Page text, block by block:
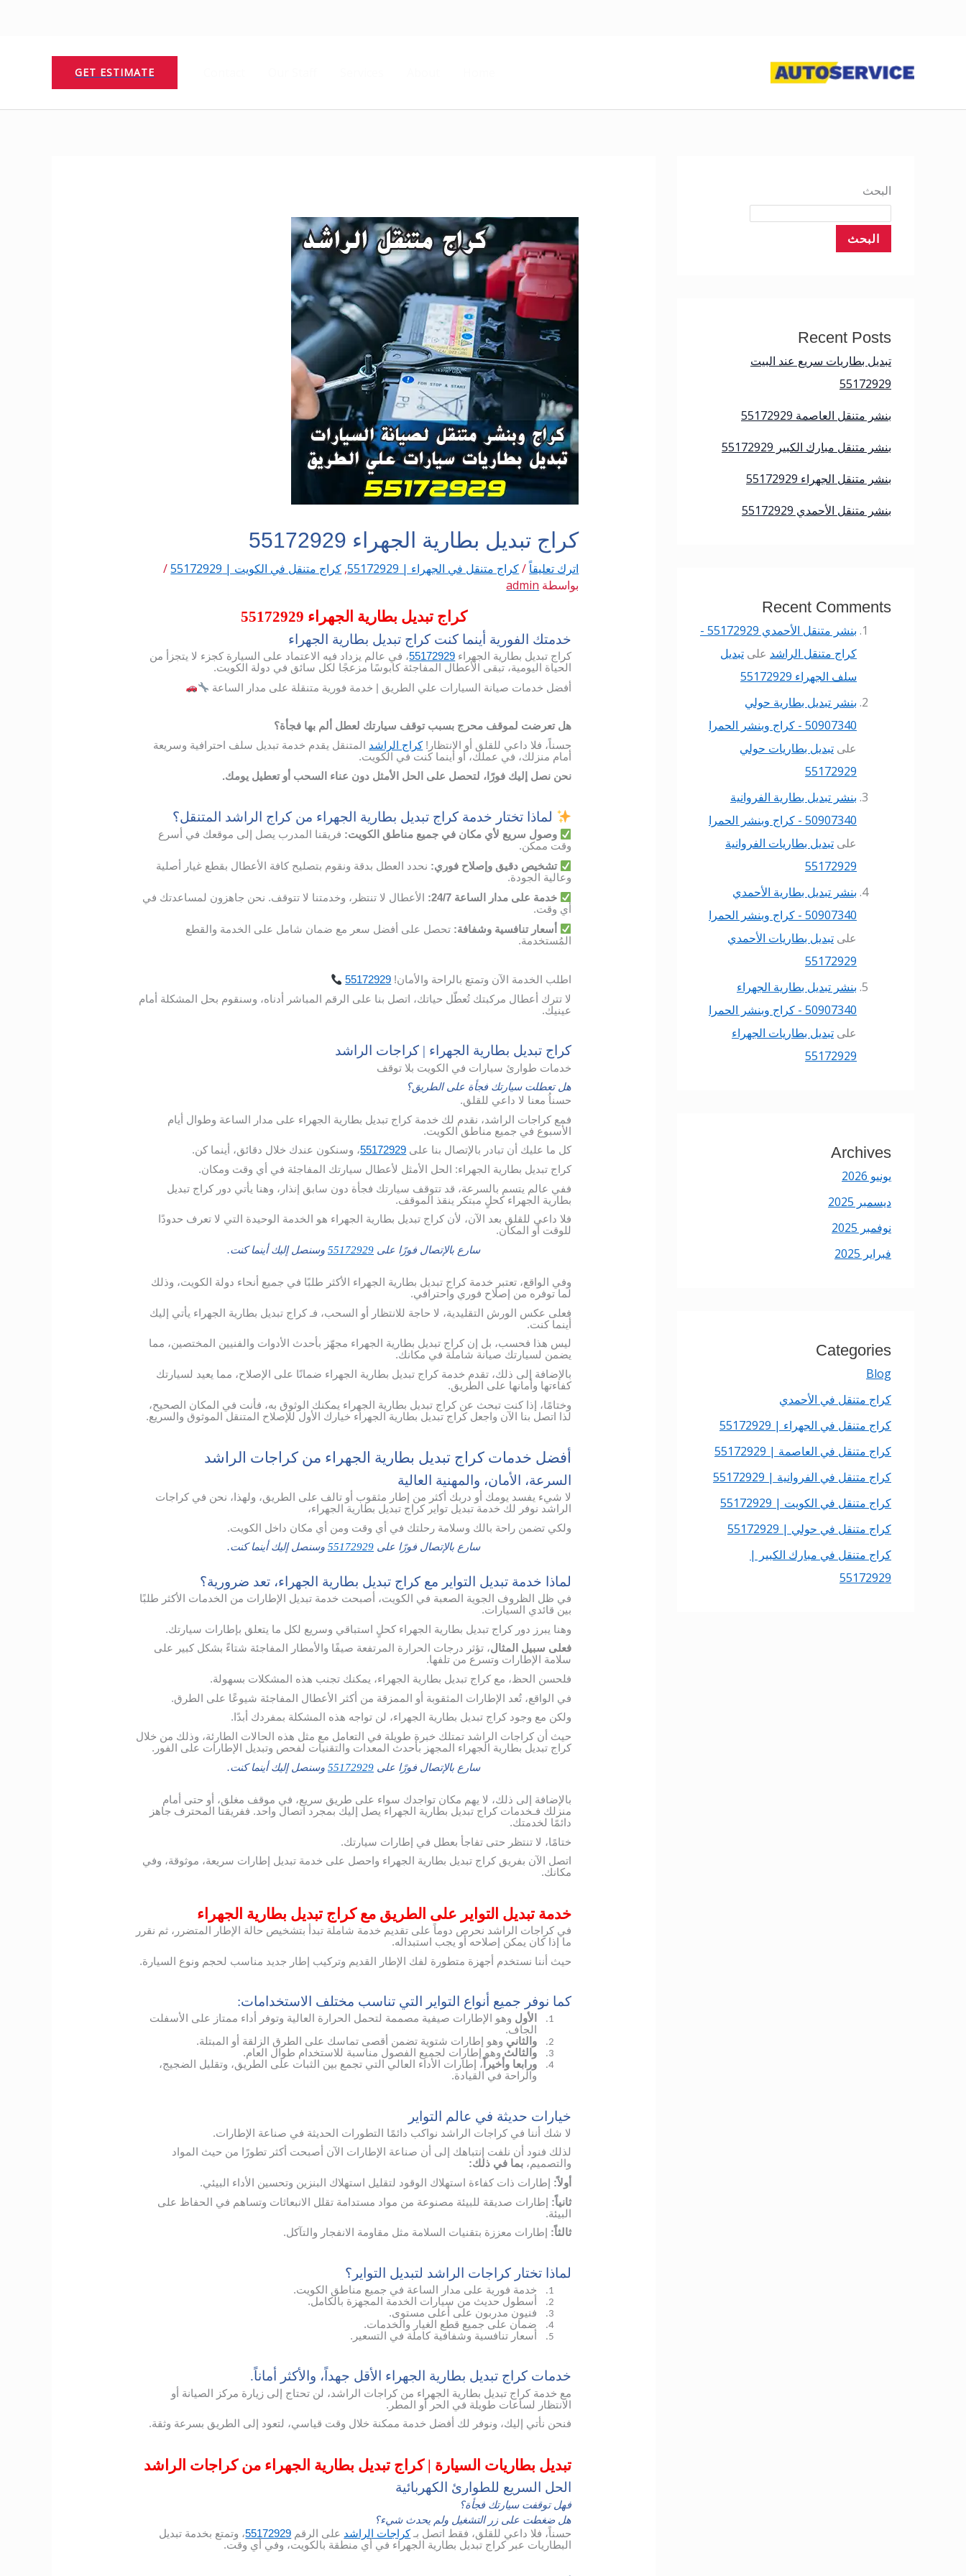
GET ESTIMATE
البحث
البحث
Recent Posts
تبديل بطاريات سريع عند البيت
55172929
بنشر متنقل العاصمة 55172929
بنشر متنقل مبارك الكبير 55172929
بنشر متنقل الجهراء 55172929
بنشر متنقل الأحمدي 55172929
Recent Comments
بنشر متنقل الأحمدي 55172929 -
كراج متنقل الراشد على تبديل
سلف الجهراء 55172929
بنشر تبديل بطارية حولي
50907340 - كراج وبنشر الحمرا
على تبديل بطاريات حولي
55172929
بنشر تبديل بطارية الفروانية
50907340 - كراج وبنشر الحمرا
على تبديل بطاريات الفروانية
55172929
بنشر تبديل بطارية الأحمدي
50907340 - كراج وبنشر الحمرا
على تبديل بطاريات الأحمدي
55172929
بنشر تبديل بطارية الجهراء
50907340 - كراج وبنشر الحمرا
على تبديل بطاريات الجهراء
55172929
Archives
يونيو 2026
ديسمبر 2025
نوفمبر 2025
فبراير 2025
Categories
Blog
كراج متنقل في الأحمدي
كراج متنقل في الجهراء | 55172929
كراج متنقل في العاصمة | 55172929
كراج متنقل في الفروانية | 55172929
كراج متنقل في الكويت | 55172929
كراج متنقل في حولي | 55172929
كراج متنقل في مبارك الكبير |
55172929
كراج تبديل بطارية الجهراء 55172929
اترك تعليقاً/كراج متنقل في الجهراء | 55172929 , كراج متنقل في الكويت | 55172929
/
بواسطة admin
كراج تبديل بطارية الجهراء 55172929
خدمتك الفورية أينما كنت كراج تبديل بطارية الجهراء
كراج تبديل بطارية الجهراء 55172929، في عالم يزداد فيه الاعتماد على السيارة كجزء لا يتجزأ من
الحياة اليومية، تبقى الأعطال المفاجئة كابوسًا مزعجًا لكل سائق في دولة الكويت.
أفضل خدمات صيانة السيارات علي الطريق | خدمة فورية متنقلة على مدار الساعة
هل تعرضت لموقف محرج بسبب توقف سيارتك لعطل ألم بها فجأة؟
حسناً، فلا داعي للقلق أو الانتظار!كراج الراشد المتنقل يقدم خدمة تبديل سلف احترافية وسريعة
أمام منزلك، في عملك، أو أينما كنت في الكويت.
نحن نصل إليك فورًا، لتحصل على الحل الأمثل دون عناء السحب أو تعطيل يومك.
لماذا تختار خدمة كراج تبديل بطارية الجهراء من كراج الراشد المتنقل؟
وصول سريع لأي مكان في جميع مناطق الكويت: فريقنا المدرب يصل إلى موقعك في
أسرع
وقت ممكن.
تشخيص دقيق وإصلاح فوري: نحدد العطل بدقة ونقوم بتصليح كافة الأعطال بقطع غيار
أصلية
وعالية
الجودة.
خدمة على مدار الساعة 24/7: الأعطال لا تنتظر، وخدمتنا لا تتوقف. نحن جاهزون لمساعدتك في
أي وقت.
أسعار تنافسية وشفافة: تحصل على أفضل سعر مع ضمان شامل على الخدمة والقطع
المُستخدمة.
اطلب الخدمة الآن وتمتع بالراحة والأمان!
55172929
لا تترك أعطال مركبتك تُعطّل حياتك، اتصل بنا على الرقم المباشر أدناه، وسنقوم بحل المشكلة أمام
عينيك.
كراج تبديل بطارية الجهراء | كراجات الراشد
خدمات طوارئ سيارات في الكويت بلا توقف
هل تعطلت سيارتك فجأة على الطريق؟
حسناُ معنا لا داعي للقلق.
فمع كراجات الراشد، نقدم لك خدمة كراج تبديل بطارية الجهراء على مدار الساعة وطوال أيام
الأسبوع في جميع مناطق الكويت.
كل ما عليك أن تبادر بالإتصال بنا على 55172929، وسنكون عندك خلال دقائق، أينما كن.
كراج تبديل بطارية الجهراء: الحل الأمثل لأعطال سيارتك المفاجئة في أي وقت ومكان.
ففي عالم يتسم بالسرعة، قد تتوقف سيارتك فجأة دون سابق إنذار، وهنا يأتي دور كراج تبديل
بطارية الجهراء كحلٍ مبتكر ينقذ الموقف.
فلا داعي للقلق بعد الآن، لأن كراج تبديل بطارية الجهراء هو الخدمة الوحيدة التي لا تعرف حدودًا
للوقت أو المكان.
سارع بالإتصال فورًا على 55172929 وسنصل إليك أينما كنت.
وفي الواقع، تعتبر خدمة كراج تبديل بطارية الجهراء الأكثر طلبًا في جميع أنحاء دولة الكويت، وذلك
لما توفره من إصلاح فوري واحترافي.
فعلى عكس الورش التقليدية، لا حاجة للانتظار أو السحب، فـ كراج تبديل بطارية الجهراء يأتي إليك
أينما كنت.
ليس هذا فحسب، بل إن كراج تبديل بطارية الجهراء مجهّز بأحدث الأدوات والفنيين المختصين، مما
يضمن لسيارتك صيانة شاملة في مكانك.
بالإضافة إلى ذلك، تقدم خدمة كراج تبديل بطارية الجهراء ضمانًا على الإصلاح، مما يعيد لسيارتك
كفاءتها وأمانها على الطريق.
وختامًا، إذا كنت تبحث عن كراج تبديل بطارية الجهراء يمكنك الوثوق به، فأنت في المكان الصحيح،
لذا اتصل بنا الآن واجعل كراج تبديل بطارية الجهراء خيارك الأول للإصلاح المتنقل الموثوق والسريع.
أفضل خدمات كراج تبديل بطارية الجهراء من كراجات الراشد
السرعة، الأمان، والمهنية العالية
لا شيء يفسد يومك أو دربك أكثر من إطار مثقوب أو تالف على الطريق، ولهذا، نحن في كراجات
الراشد نوفر لك خدمة تبديل تواير كراج تبديل بطارية الجهراء،
ولكي تضمن راحة بالك وسلامة رحلتك في أي وقت ومن أي مكان داخل الكويت.
سارع بالإتصال فورًا على 55172929 وسنصل إليك أينما كنت.
لماذا خدمة تبديل التواير مع كراج تبديل بطارية الجهراء، تعد ضرورية؟
في ظل الظروف الجوية الصعبة في الكويت، أصبحت خدمة تبديل الإطارات من الخدمات الأكثر طلبًا
بين قائدي السيارات.
وهنا يبرز دور كراج تبديل بطارية الجهراء كحلٍ استباقي وسريع لكل ما يتعلق بإطارات سيارتك.
فعلى سبيل المثال، تؤثر درجات الحرارة المرتفعة صيفًا والأمطار المفاجئة شتاءً بشكل كبير على
سلامة الإطارات وتسرع من تلفها.
فلحسن الحظ، مع كراج تبديل بطارية الجهراء، يمكنك تجنب هذه المشكلات بسهولة.
في الواقع، تُعد الإطارات المثقوبة أو الممزقة من أكثر الأعطال المفاجئة شيوعًا على الطرق.
ولكن مع وجود كراج تبديل بطارية الجهراء، لن تواجه هذه المشكلة بمفردك أبدًا.
حيث أن كراجات الراشد تمتلك خبرة طويلة في التعامل مع مثل هذه الحالات الطارئة، وذلك من خلال
كراج تبديل بطارية الجهراء المجهز بأحدث المعدات والتقنيات لفحص وتبديل الإطارات على الفور.
سارع بالإتصال فورًا على 55172929 وسنصل إليك أينما كنت.
بالإضافة إلى ذلك، لا يهم مكان تواجدك سواء على طريق سريع، في موقف مغلق، أو حتى أمام
منزلك فـخدمات كراج تبديل بطارية الجهراء يصل إليك بمجرد اتصال واحد. ففريقنا المحترف جاهز
دائمًا لخدمتك.
ختامًا، لا تنتظر حتى تفاجأ بعطل في إطارات سيارتك.
اتصل الآن بفريق كراج تبديل بطارية الجهراء واحصل على خدمة تبديل إطارات سريعة، موثوقة، وفي
مكانك.
خدمة تبديل التواير على الطريق مع كراج تبديل بطارية الجهراء
في كراجات الراشد نحرص دوماً على تقديم خدمة شاملة تبدأ بتشخيص حالة الإطار المتضرر، ثم نقرر
ما إذا كان يمكن إصلاحه أو يجب استبداله.
حيث أننا نستخدم أجهزة متطورة لفك الإطار القديم وتركيب إطار جديد مناسب لحجم ونوع السيارة.
كما نوفر جميع أنواع التواير التي تناسب مختلف الاستخدامات:
1. الأول وهو الإطارات صيفية مصممة لتحمل الحرارة العالية وتوفر أداء ممتاز على الأسفلت
الجاف.
2. والثاني وهو إطارات شتوية تضمن أقصى تماسك على الطرق الزلقة أو المبتلة.
3. والثالث وهو إطارات لجميع الفصول مناسبة للاستخدام طوال العام.
4. ورابعا وأخيراً ، إطارات الأداء العالي التي تجمع بين الثبات على الطريق، وتقليل الضجيج،
والراحة في القيادة.
خيارات حديثة في عالم التواير
لا شك أننا في كراجات الراشد نواكب دائمًا التطورات الحديثة في صناعة الإطارات.
لذلك فنود أن نلفت إنتباهك إلى أن صناعة الإطارات الآن أصبحت أكثر تطورًا من حيث المواد
والتصميم، بما في ذلك:
أولاً: إطارات ذات كفاءة استهلاك الوقود لتقليل استهلاك البنزين وتحسين الأداء البيئي.
ثانياً: إطارات صديقة للبيئة مصنوعة من مواد مستدامة تقلل الانبعاثات وتساهم في الحفاظ على
البيئة.
ثالثاً: إطارات معززة بتقنيات السلامة مثل مقاومة الانفجار والتآكل.
لماذا تختار كراجات الراشد لتبديل التواير؟
1. خدمة فورية على مدار الساعة في جميع مناطق الكويت.
2. أسطول حديث من سيارات الخدمة المجهزة بالكامل.
3. فنيون مدربون على أعلى مستوى.
4. ضمان على جميع قطع الغيار والخدمات.
5. أسعار تنافسية وشفافية كاملة في التسعير.
خدمات كراج تبديل بطارية الجهراء الأقل جهداً، والأكثر أماناً.
مع خدمة كراج تبديل بطارية الجهراء من كراجات الراشد، لن تحتاج إلى زيارة مركز الصيانة أو
الانتظار لساعات طويلة في الحر أو المطر.
فنحن نأتي إليك، ونوفر لك أفضل خدمة ممكنة خلال وقت قياسي، لتعود إلى الطريق بسرعة وثقة.
تبديل بطاريات السيارة | كراج تبديل بطارية الجهراء من كراجات الراشد
الحل السريع للطوارئ الكهربائية
فهل توقفت سيارتك فجأة؟
هل ضغطت على زر التشغيل ولم يحدث شيء؟
حسناً، فلا داعي للقلق، فقط اتصل بـكراجات الراشد على الرقم 55172929، وتمتع بخدمة تبديل
البطاريات عبر كراج تبديل بطارية الجهراء في أي منطقة بالكويت، وفي أي وقت.